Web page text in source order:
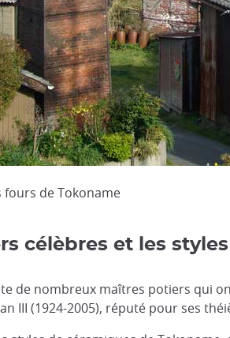
fours de Tokoname
célèbres et les
de nombreux maîtres potiers qui
III (1924-2005), réputé pour ses